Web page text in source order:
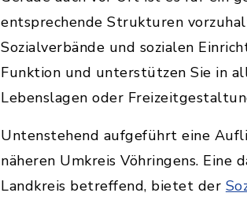
entsprechende Strukturen
Sozialverbände und sozialen
Funktion und unterstützen Sie in
Lebenslagen oder
Untenstehend aufgeführt eine
näheren Umkreis Vöhringens.
Landkreis betreffend, bietet der